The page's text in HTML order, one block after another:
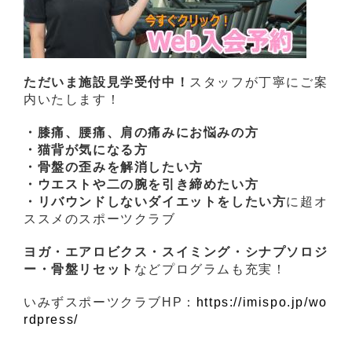
ただいま施設見学受付中！ スタッフが丁寧にご案
内いたします！
・膝痛、腰痛、肩の痛みにお悩みの方
・猫背が気になる方
・骨盤の歪みを解消したい方
・ウエストや二の腕を引き締めたい方
・リバウンドしないダイエットをしたい方に超オ
ススメのスポーツクラブ
ヨガ・エアロビクス・スイミング・シナプソロジ
ー・骨盤リセット などプログラムも充実！
いみずスポーツクラブHP：
https://imispo.jp/wo
rdpress/